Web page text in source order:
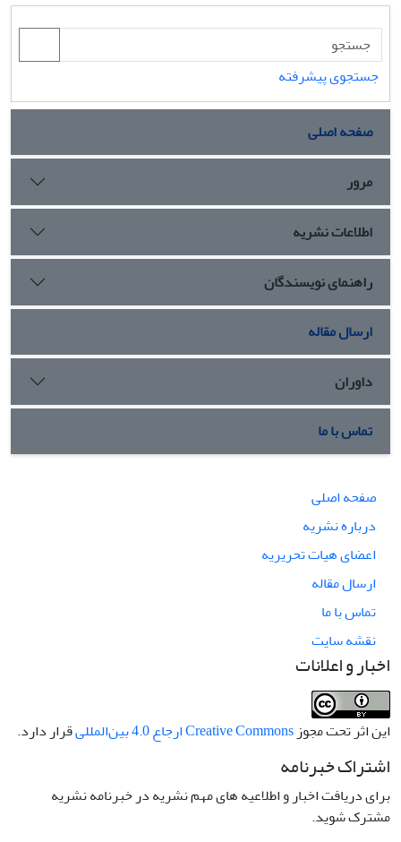
جستجوی پیشرفته
صفحه اصلی
مرور
اطلاعات نشریه
راهنمای نویسندگان
ارسال مقاله
داوران
تماس با ما
صفحه اصلی
درباره نشریه
اعضای هیات تحریریه
ارسال مقاله
تماس با ما
نقشه سایت
اخبار و اعلانات
این اثر تحت مجوزCreative Commons ارجاع 4.0 بین‌المللی قرار دارد.
اشتراک خبرنامه
برای دریافت اخبار و اطلاعیه های مهم نشریه در خبرنامه نشریه
مشترک شوید.